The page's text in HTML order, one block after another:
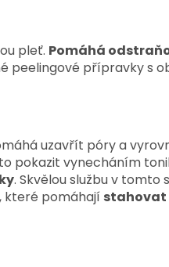
pleť. Pomáhá
peelingové přípravky s
uzavřít póry a
pokazit vynecháním
. Skvělou službu v tomto
které pomáhají stahovat